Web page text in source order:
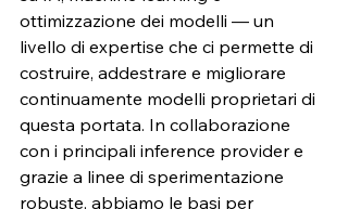
ottimizzazione dei modelli — un
livello di expertise che ci permette di
costruire, addestrare e migliorare
continuamente modelli proprietari di
questa portata. In collaborazione
con i principali inference provider e
grazie a linee di sperimentazione
robuste, abbiamo le basi per